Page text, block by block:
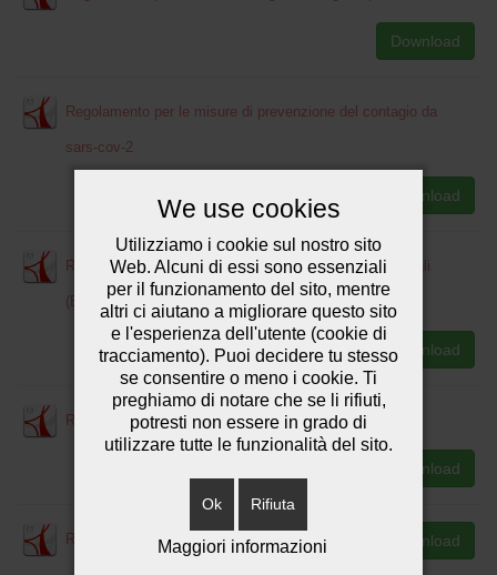
Download
Regolamento per le misure di prevenzione del contagio da
sars-cov-2
Download
Regolamento per l’utilizzo dei dispositivi digitali personali
(BYOD)
Download
Regolamento selezione studenti per mobilità Erasmus
Download
Regolamento utilizzo del servizio di rete wi-fi Download
We use cookies
Utilizziamo i cookie sul nostro sito
Web. Alcuni di essi sono essenziali
per il funzionamento del sito, mentre
altri ci aiutano a migliorare questo sito
e l'esperienza dell'utente (cookie di
tracciamento). Puoi decidere tu stesso
se consentire o meno i cookie. Ti
preghiamo di notare che se li rifiuti,
potresti non essere in grado di
utilizzare tutte le funzionalità del sito.
Ok Rifiuta
Maggiori informazioni